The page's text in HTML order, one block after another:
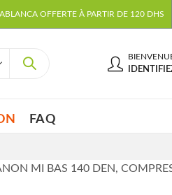
OFFERTE À PARTIR DE 120 DHS
FAQ
MI BAS 140 DEN,